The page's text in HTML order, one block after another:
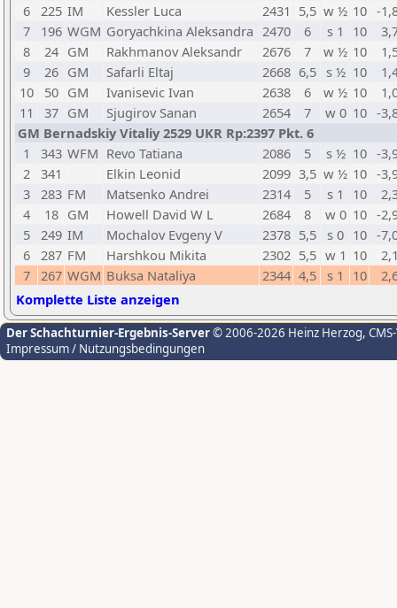
6 225 IM Kessler Luca 2431 5,5 w ½ 10 -
7
196 WGM Goryachkina Aleksandra 2470 6 s 1 10
8
24 GM Rakhmanov Aleksandr 2676 7 w ½ 10
9
26 GM Safarli Eltaj 2668 6,5 s ½ 10
10
50 GM Ivanisevic Ivan 2638 6 w ½ 10
11
37 GM Sjugirov Sanan 2654 7 w 0 10 -
GM Bernadskiy Vitaliy 2529 UKR Rp:2397 Pkt. 6
1
343 WFM Revo Tatiana 2086 5 s ½ 10 -
2 341 Elkin Leonid 2099 3,5 w ½ 10 -
3 283 FM Matsenko Andrei 2314 5 s 1 10
4
18 GM Howell David W L 2684 8 w 0 10 -
5 249 IM Mochalov Evgeny V 2378 5,5 s 0 10 -
6 287 FM Harshkou Mikita 2302 5,5 w 1 10
7 267 WGM Buksa Nataliya 2344 4,5 s 1 10
Komplette Liste anzeigen
Der Schachturnier-Ergebnis-Server© 2006-2026 Heinz Herzog,
Impressum / Nutzungsbedingungen